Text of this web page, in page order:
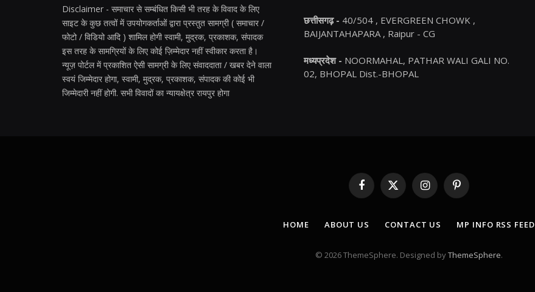
Disclaimer - समाचार से सम्बंधित किसी भी तरह के विवाद के लिए
साइट के कुछ तत्वों में उपयोगकर्ताओं द्वारा प्रस्तुत सामग्री ( समाचार /
फोटो / विडियो आदि ) शामिल होगी स्वामी, मुद्रक, प्रकाशक, संपादक
इस तरह के सामग्रियों के लिए कोई ज़िम्मेदार नहीं स्वीकार करता है।
न्यूज़ पोर्टल में प्रकाशित ऐसी सामग्री के लिए संवाददाता / खबर देने वाला
स्वयं जिम्मेदार होगा, स्वामी, मुद्रक, प्रकाशक, संपादक की कोई भी
जिम्मेदारी नहीं होगी. सभी विवादों का न्यायक्षेत्र रायपुर होगा
छत्तीसगढ़ - 40/504 , EVERGREEN CHOWK ,
BAIJANTAHAPARA , Raipur - CG
मध्यप्रदेश - NOORMAHAL, PATHAR WALI GALI NO.
02, BHOPAL Dist.-BHOPAL
Facebook
X
(Twitter)
InstagramPinterest
HOME ABOUT US CONTACT US MP INFO RSS FEED
© 2026 ThemeSphere. Designed byThemeSphere.